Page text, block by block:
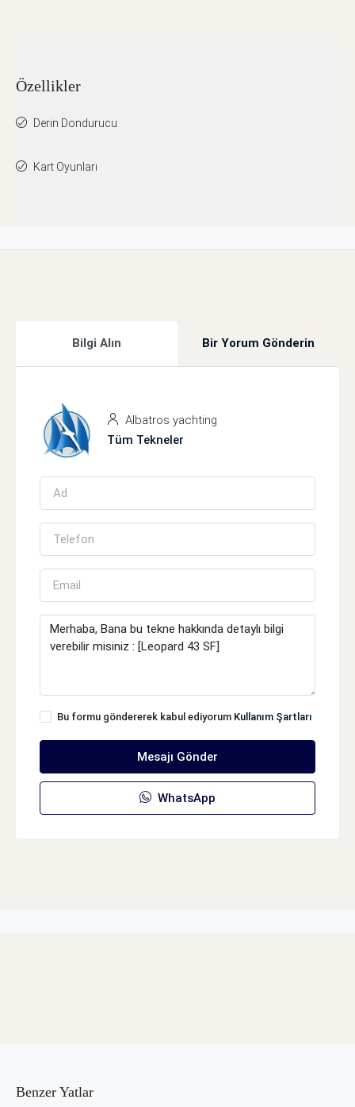
Özellikler
Derin Dondurucu
Kart Oyunları
Bilgi Alın Bir Yorum Gönderin
Albatros yachting
Tüm Tekneler
Bu formu göndererek kabul ediyorum Kullanım Şartları
Mesajı Gönder
WhatsApp
Benzer Yatlar